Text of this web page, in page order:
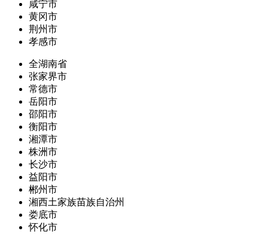
咸宁市
黄冈市
荆州市
孝感市
全湖南省
张家界市
常德市
岳阳市
邵阳市
衡阳市
湘潭市
株洲市
长沙市
益阳市
郴州市
湘西土家族苗族自治州
娄底市
怀化市